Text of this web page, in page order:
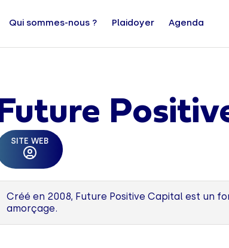
Qui sommes-nous ? Plaidoyer Agenda
SITE WEB
Créé en 2008, Future Positive Capital est un
amorçage.